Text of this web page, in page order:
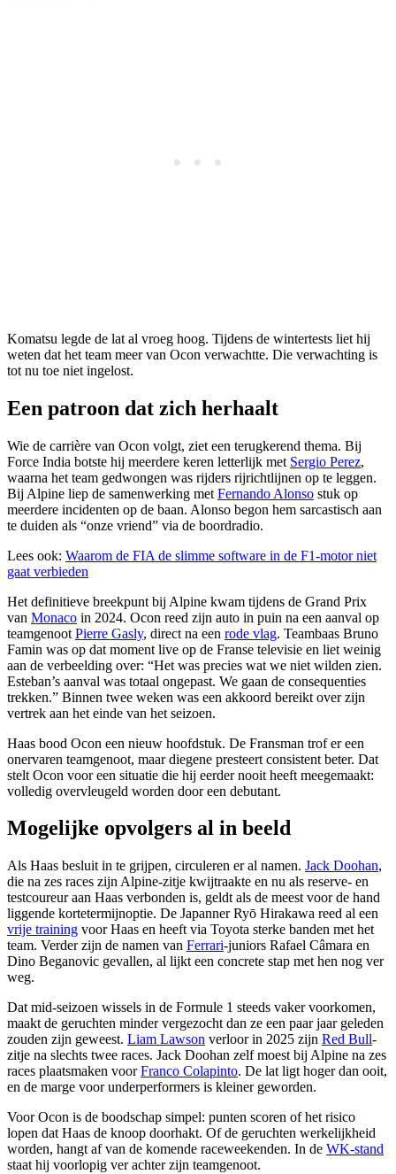
Komatsu legde de lat al vroeg hoog. Tijdens de wintertests liet hij
weten dat het team meer van Ocon verwachtte. Die verwachting is
tot nu toe niet ingelost.
Een patroon dat zich herhaalt
Wie de carrière van Ocon volgt, ziet een terugkerend thema. Bij
Force India botste hij meerdere keren letterlijk met Sergio Perez,
waarna het team gedwongen was rijders rijrichtlijnen op te leggen.
Bij Alpine liep de samenwerking met Fernando Alonso stuk op
meerdere incidenten op de baan. Alonso begon hem sarcastisch aan
te duiden als “onze vriend” via de boordradio.
Lees ook: Waarom de FIA de slimme software in de F1-motor niet
gaat verbieden
Het definitieve breekpunt bij Alpine kwam tijdens de Grand Prix
van Monaco in 2024. Ocon reed zijn auto in puin na een aanval op
teamgenoot Pierre Gasly, direct na een rode vlag. Teambaas Bruno
Famin was op dat moment live op de Franse televisie en liet weinig
aan de verbeelding over: “Het was precies wat we niet wilden zien.
Esteban’s aanval was totaal ongepast. We gaan de consequenties
trekken.” Binnen twee weken was een akkoord bereikt over zijn
vertrek aan het einde van het seizoen.
Haas bood Ocon een nieuw hoofdstuk. De Fransman trof er een
onervaren teamgenoot, maar diegene presteert consistent beter. Dat
stelt Ocon voor een situatie die hij eerder nooit heeft meegemaakt:
volledig overvleugeld worden door een debutant.
Mogelijke opvolgers al in beeld
Als Haas besluit in te grijpen, circuleren er al namen. Jack Doohan,
die na zes races zijn Alpine-zitje kwijtraakte en nu als reserve- en
testcoureur aan Haas verbonden is, geldt als de meest voor de hand
liggende kortetermijnoptie. De Japanner Ryō Hirakawa reed al een
vrije training voor Haas en heeft via Toyota sterke banden met het
team. Verder zijn de namen van Ferrari-juniors Rafael Câmara en
Dino Beganovic gevallen, al lijkt een concrete stap met hen nog ver
weg.
Dat mid-seizoen wissels in de Formule 1 steeds vaker voorkomen,
maakt de geruchten minder vergezocht dan ze een paar jaar geleden
zouden zijn geweest. Liam Lawson verloor in 2025 zijn Red Bull-
zitje na slechts twee races. Jack Doohan zelf moest bij Alpine na zes
races plaatsmaken voorFranco Colapinto. De lat ligt hoger dan ooit,
en de marge voor underperformers is kleiner geworden.
Voor Ocon is de boodschap simpel: punten scoren of het risico
lopen dat Haas de knoop doorhakt. Of de geruchten werkelijkheid
worden, hangt af van de komende raceweekenden. In de WK-stand
staat hij voorlopig ver achter zijn teamgenoot.